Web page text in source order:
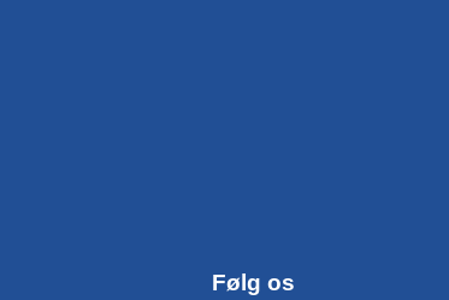
Følg os